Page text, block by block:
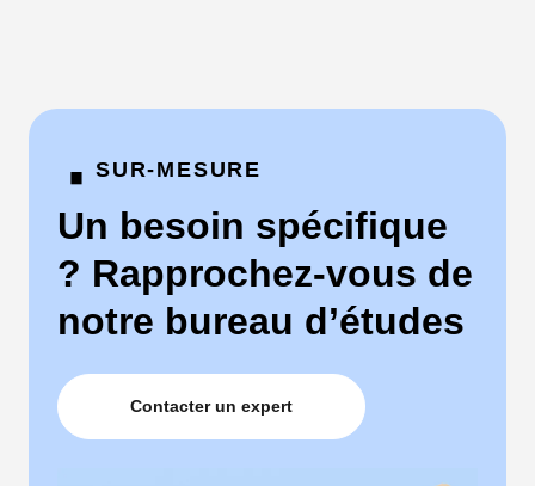
· SUR-MESURE
Un besoin spécifique
? Rapprochez-vous de
notre bureau d’études
Contacter un expert